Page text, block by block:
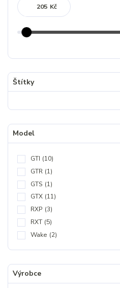
Kč
Štítky
Model
GTI (10)
GTR (1)
GTS (1)
GTX (11)
RXP (3)
RXT (5)
Wake (2)
Výrobce